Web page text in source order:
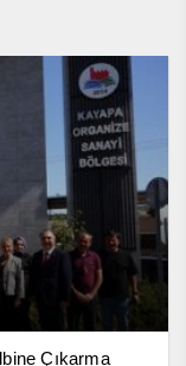
Çıkarma